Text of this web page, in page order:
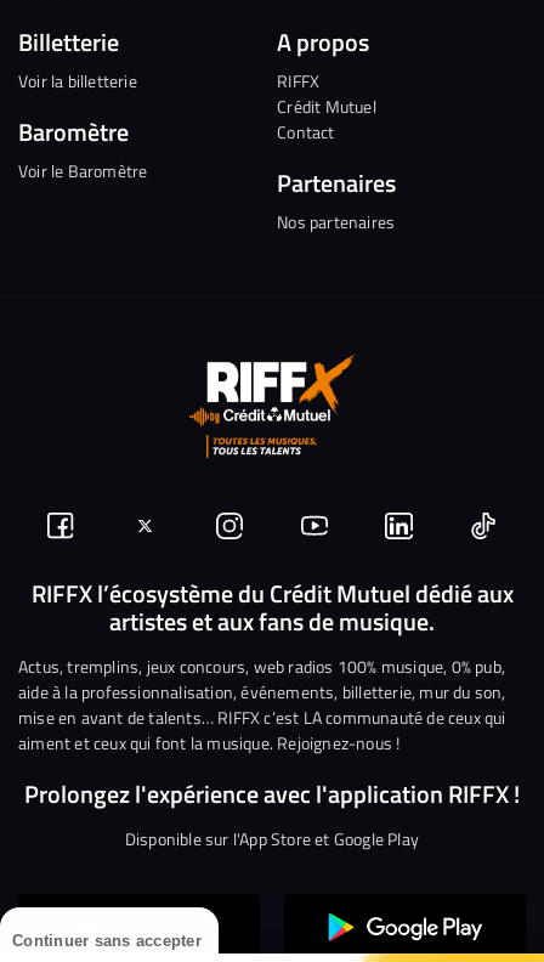
Continuer sans accepter
Billetterie
Voir la billetterie
Baromètre
Voir le Baromètre
A propos
RIFFX
Crédit Mutuel
Contact
Partenaires
Nos partenaires
Suivez-
nous
Facebook
Suivez-
nous
sur
Twitter
Nous
rejoindre
sur
Instagram
Nous
rejoindre
sur
YouTube
Nous
rejoindre
sur
Linkedin
Nous
RIFFX l’écosystème du Crédit Mutuel dédié aux
artistes et aux fans de musique.
Actus, tremplins, jeux concours, web radios 100% musique, 0% pub,
aide à la professionnalisation, événements, billetterie, mur du son,
mise en avant de talents… RIFFX c’est LA communauté de ceux qui
aiment et ceux qui font la musique. Rejoignez-nous !
Prolongez l'expérience avec l'application RIFFX !
Disponible sur l'App Store et Google Play